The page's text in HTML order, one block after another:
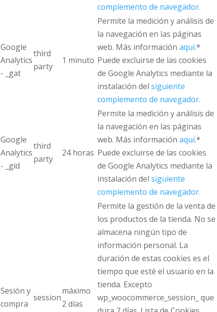
complemento de navegador.
Google
Analytics
- _gat
third
party
1 minuto
Permite la medición y análisis de
la navegación en las páginas
web. Más información aquí.*
Puede excluirse de las cookies
de Google Analytics mediante la
instalación del siguiente
complemento de navegador.
Google
Analytics
- _gid
third
party
24 horas
Permite la medición y análisis de
la navegación en las páginas
web. Más información aquí.*
Puede excluirse de las cookies
de Google Analytics mediante la
instalación del siguiente
complemento de navegador.
Sesión y
compra
session
máximo
2 días
Permite la gestión de la venta de
los productos de la tienda. No se
almacena ningún tipo de
información personal. La
duración de estas cookies es el
tiempo que esté el usuario en la
tienda. Excepto
wp_woocommerce_session_ que